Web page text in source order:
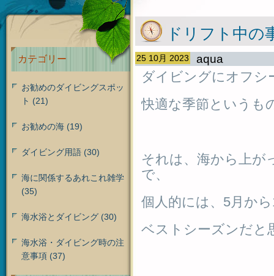
ドリフト中の
25 10月 2023 aqua
ダイビングにオフシ
快適な季節というも
それは、海から上が
で、
個人的には、5月か
ベストシーズンだと
カテゴリー
お勧めのダイビングスポッ
ト (21)
お勧めの海 (19)
ダイビング用語 (30)
海に関係するあれこれ雑学
(35)
海水浴とダイビング (30)
海水浴・ダイビング時の注
意事項 (37)